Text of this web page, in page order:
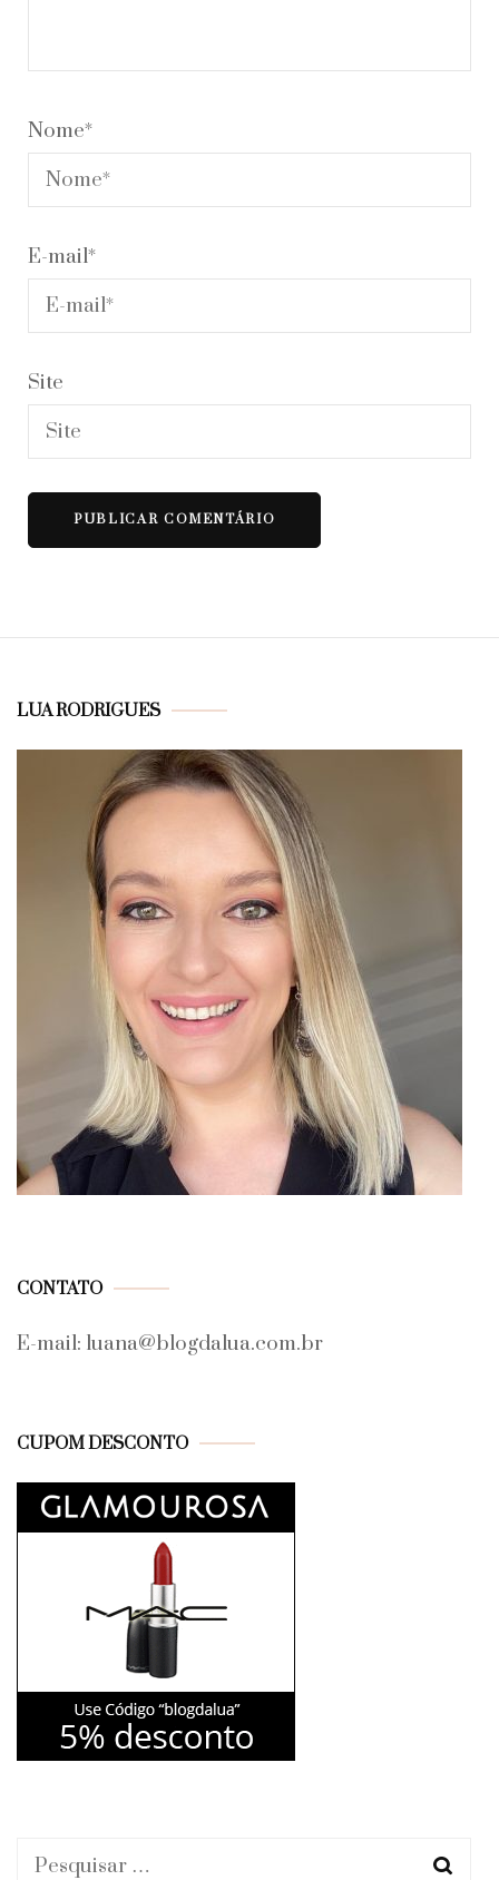
Nome*
E-mail*
Site
LUA RODRIGUES
CONTATO
E-mail: luana@blogdalua.com.br
CUPOM DESCONTO
Pesquisar